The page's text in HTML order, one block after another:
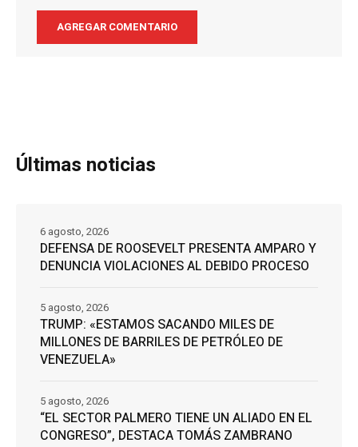
Últimas noticias
DEFENSA DE ROOSEVELT PRESENTA AMPARO Y
DENUNCIA VIOLACIONES AL DEBIDO PROCESO
6 agosto, 2026
TRUMP: «ESTAMOS SACANDO MILES DE
MILLONES DE BARRILES DE PETRÓLEO DE
VENEZUELA»
5 agosto, 2026
“EL SECTOR PALMERO TIENE UN ALIADO EN EL
CONGRESO”, DESTACA TOMÁS ZAMBRANO
5 agosto, 2026